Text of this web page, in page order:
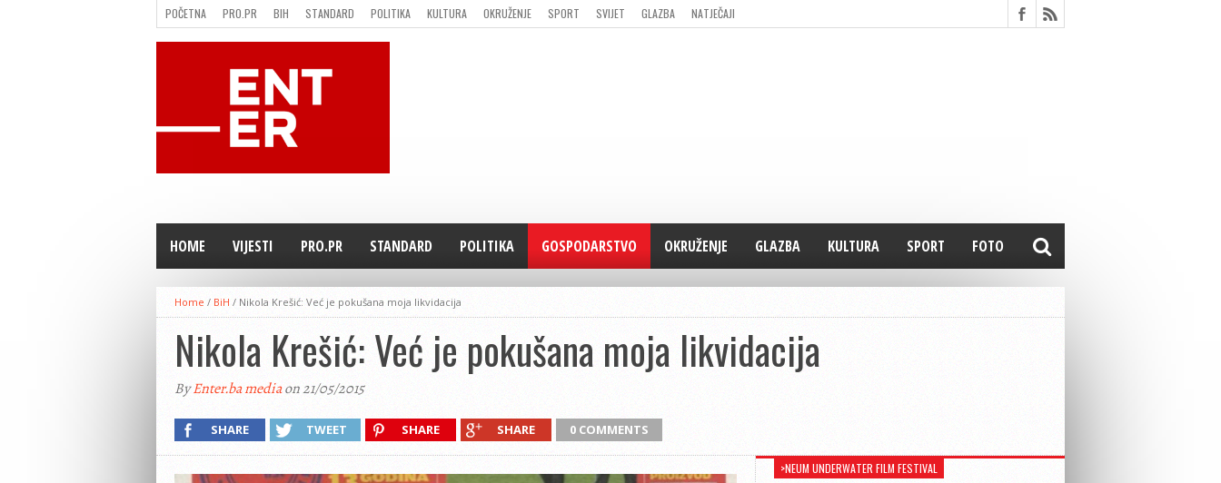
POČETNA PRO.PR BIH STANDARD POLITIKA KULTURA OKRUŽENJE SPORT SVIJET GLAZBA
NATJEČAJI
FILMING LOCATION IN BH
KONTAKT
HOME VIJESTI PRO.PR STANDARD POLITIKA GOSPODARSTVO OKRUŽENJE GLAZBA KULTURA SPORT FOTO
Home / BiH / Nikola Krešić: Već je pokušana moja likvidacija
Nikola Krešić: Već je pokušana moja likvidacija
ByEnter.ba mediaon 21/05/2015
SHARE TWEET SHARE SHARE 0 COMMENTS
>NEUM UNDERWATER FILM FESTIVAL